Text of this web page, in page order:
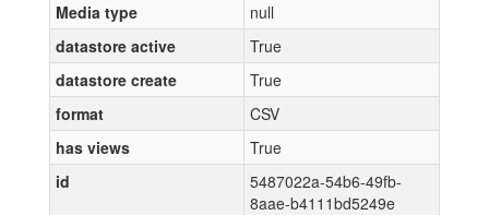
Media type
null
datastore active
True
datastore create
True
format
CSV
has views
True
id
5487022a-54b6-49fb-
8aae-b4111bd5249e